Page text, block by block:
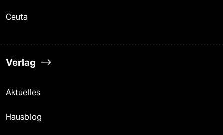
Ceuta
Verlag
Aktuelles
Hausblog